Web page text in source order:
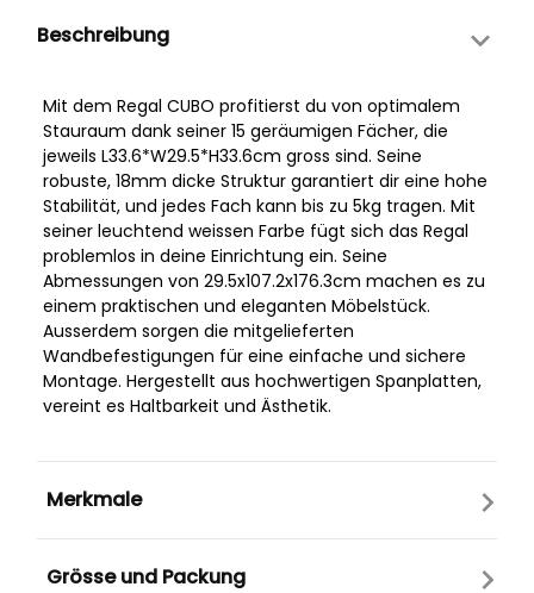
Beschreibung
Mit dem Regal CUBO profitierst du von optimalem
Stauraum dank seiner 15 geräumigen Fächer, die
jeweils L33.6*W29.5*H33.6cm gross sind. Seine
robuste, 18mm dicke Struktur garantiert dir eine hohe
Stabilität, und jedes Fach kann bis zu 5kg tragen. Mit
seiner leuchtend weissen Farbe fügt sich das Regal
problemlos in deine Einrichtung ein. Seine
Abmessungen von 29.5x107.2x176.3cm machen es zu
einem praktischen und eleganten Möbelstück.
Ausserdem sorgen die mitgelieferten
Wandbefestigungen für eine einfache und sichere
Montage. Hergestellt aus hochwertigen Spanplatten,
vereint es Haltbarkeit und Ästhetik.
Merkmale
Grösse und Packung